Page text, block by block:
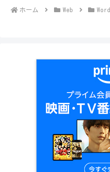
ホーム Web